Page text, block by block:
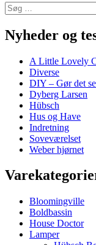
Søg
efter:
Nyheder og
A Little Lovely
Diverse
DIY – Gør det
Dyberg Larsen
Hübsch
Hus og Have
Indretning
Soveværelset
Weber hjørnet
Bloomingville
Boldbassin
House Doctor
Lamper